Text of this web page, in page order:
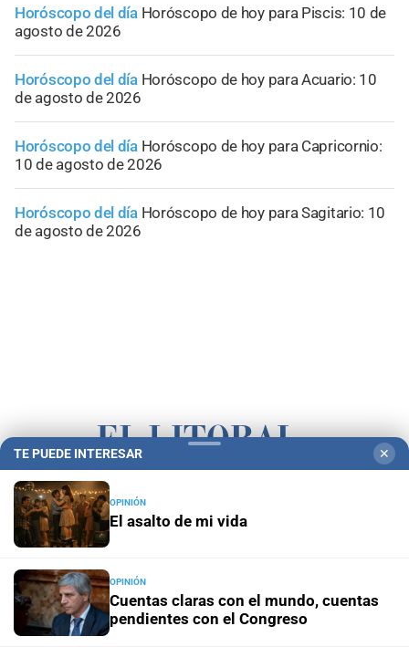
Horóscopo del día Horóscopo de hoy para Piscis: 10 de
agosto de 2026
Horóscopo del día Horóscopo de hoy para Acuario: 10
de agosto de 2026
Horóscopo del día Horóscopo de hoy para Capricornio:
10 de agosto de 2026
Horóscopo del día Horóscopo de hoy para Sagitario: 10
de agosto de 2026
Campolitoral Revista Nosotros
Podcasts Mirador Provincial VivíMejor SF
TE PUEDE INTERESAR ✕
OPINIÓN
El asalto de mi vida
OPINIÓN
Cuentas claras con el mundo, cuentas
pendientes con el Congreso